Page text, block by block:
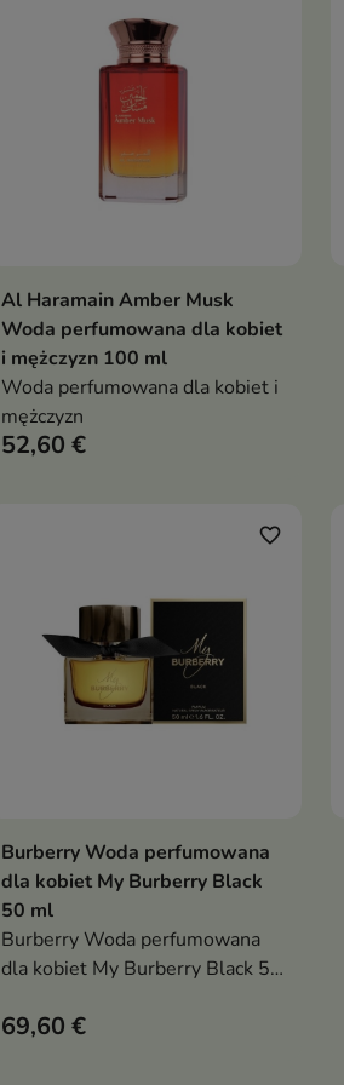
Dodaj do koszyka
Al Haramain Amber Musk
Woda perfumowana dla kobiet
i mężczyzn 100 ml
Woda perfumowana dla kobiet i
mężczyzn
52,60 €
Dodaj do koszyka
favorite_border
Burberry Woda perfumowana
dla kobiet My Burberry Black
50 ml
Burberry Woda perfumowana
dla kobiet My Burberry Black 50
69,60 €